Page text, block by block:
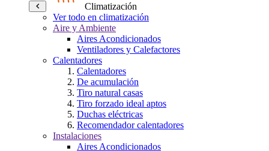
Climatización
Ver todo en climatización
Aire y Ambiente
Aires Acondicionados
Ventiladores y Calefactores
Calentadores
Calentadores
De acumulación
Tiro natural casas
Tiro forzado ideal aptos
Duchas eléctricas
Recomendador calentadores
Instalaciones
Aires Acondicionados